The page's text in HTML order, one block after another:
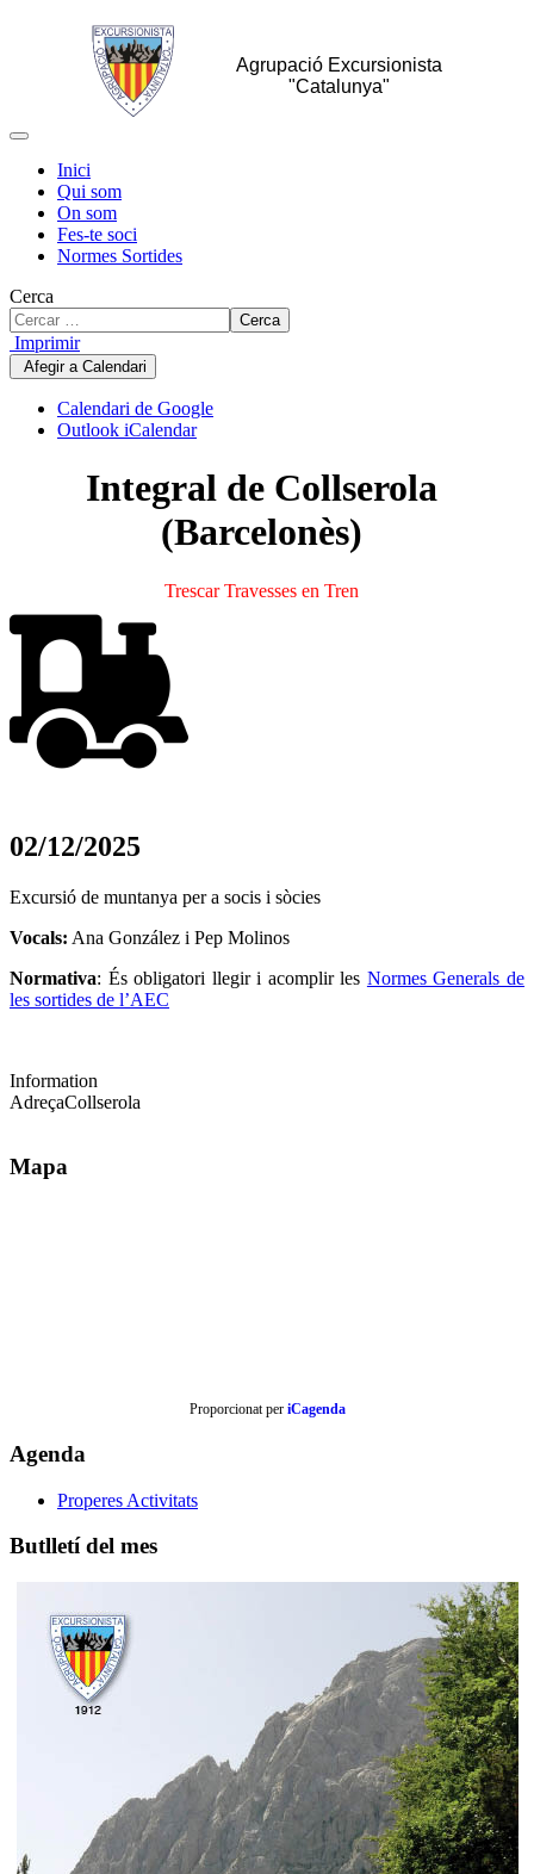
Agrupació Excursionista
"Catalunya"
Inici
Qui som
On som
Fes-te soci
Normes Sortides
Cerca
Cerca
Imprimir
Afegir a Calendari
Calendari de Google
Outlook iCalendar
Integral de Collserola
(Barcelonès)
Trescar Travesses en Tren
02/12/2025
Excursió de muntanya per a socis i sòcies
Vocals: Ana González i Pep Molinos
Normativa: És obligatori llegir i acomplir les Normes Generals de
les sortides de l’AEC
Information
AdreçaCollserola
Mapa
Proporcionat per iCagenda
Agenda
Properes Activitats
Butlletí del mes